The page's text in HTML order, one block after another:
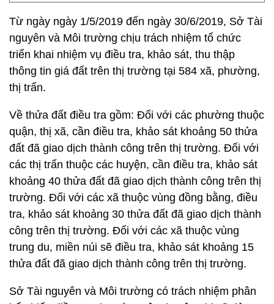
Từ ngày ngày 1/5/2019 đến ngày 30/6/2019, Sở Tài
nguyên và Môi trường chịu trách nhiệm tổ chức
triển khai nhiệm vụ điều tra, khảo sát, thu thập
thông tin giá đất trên thị trường tại 584 xã, phường,
thị trấn.
Về thửa đất điều tra gồm: Đối với các phường thuộc
quận, thị xã, cần điều tra, khảo sát khoảng 50 thửa
đất đã giao dịch thành công trên thị trường. Đối với
các thị trấn thuộc các huyện, cần điều tra, khảo sát
khoảng 40 thửa đất đã giao dịch thành công trên thị
trường. Đối với các xã thuộc vùng đồng bằng, điều
tra, khảo sát khoảng 30 thửa đất đã giao dịch thành
công trên thị trường. Đối với các xã thuộc vùng
trung du, miền núi sẽ điều tra, khảo sát khoảng 15
thửa đất đã giao dịch thành công trên thị trường.
Sở Tài nguyên và Môi trường có trách nhiệm phân